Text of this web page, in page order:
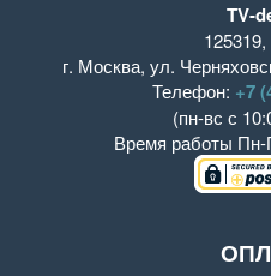
TV-
125319,
г. Москва, ул.
Телефон: +7
(пн-вс с
Время работы Пн-